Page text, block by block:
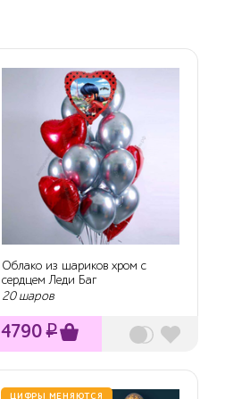
Облако из шариков хром с
сердцем Леди Баг
20 шаров
4790₽
ЦИФРЫ МЕНЯЮТСЯ